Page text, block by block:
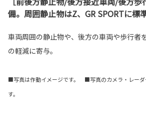
備。周囲静止物はZ、GR SPORTに標
車両周囲の静止物や、後方の車両や歩行者
の軽減に寄与。
■写真は作動イメージです。 ■写真のカメラ・レーダ
す。